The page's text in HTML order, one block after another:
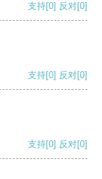
支持[0] 反对[0]
支持[0] 反对[0]
支持[0] 反对[0]